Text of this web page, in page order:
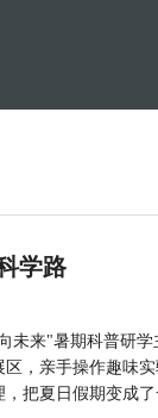
学路
未来"暑期科普研
，亲手操作趣味
把夏日假期变成